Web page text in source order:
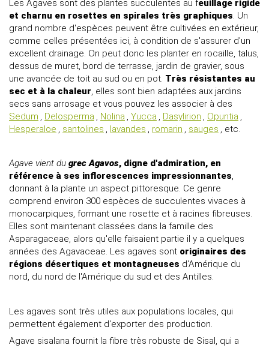
Les Agaves sont des plantes succulentes au feuillage rigide
et charnu en rosettes en spirales très graphiques. Un
grand nombre d'espèces peuvent être cultivées en extérieur,
comme celles présentées ici, à condition de s'assurer d'un
excellent drainage. On peut donc les planter en rocaille, talus,
dessus de muret, bord de terrasse, jardin de gravier, sous
une avancée de toit au sud ou en pot. Très résistantes au
sec et à la chaleur, elles sont bien adaptées aux jardins
secs sans arrosage et vous pouvez les associer à des
Sedum , Delosperma , Nolina , Yucca , Dasylirion , Opuntia ,
Hesperaloe , santolines , lavandes , romarin , sauges , etc.
Agave vient du grec Agavos, digne d'admiration, en
référence à ses inflorescences impressionnantes,
donnant à la plante un aspect pittoresque. Ce genre
comprend environ 300 espèces de succulentes vivaces à
monocarpiques, formant une rosette et à racines fibreuses.
Elles sont maintenant classées dans la famille des
Asparagaceae, alors qu'elle faisaient partie il y a quelques
années des Agavaceae. Les agaves sont originaires des
régions désertiques et montagneuses d'Amérique du
nord, du nord de l'Amérique du sud et des Antilles.
Les agaves sont très utiles aux populations locales, qui
permettent également d'exporter des production.
Agave sisalana fournit la fibre très robuste de Sisal, qui a